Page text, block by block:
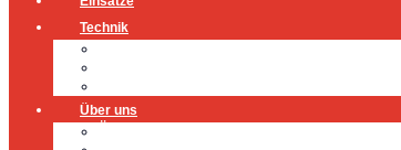
Technik
Über uns